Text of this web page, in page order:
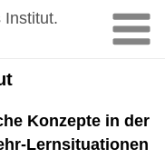
Institut.
Konzepte in der
Lernsituationen